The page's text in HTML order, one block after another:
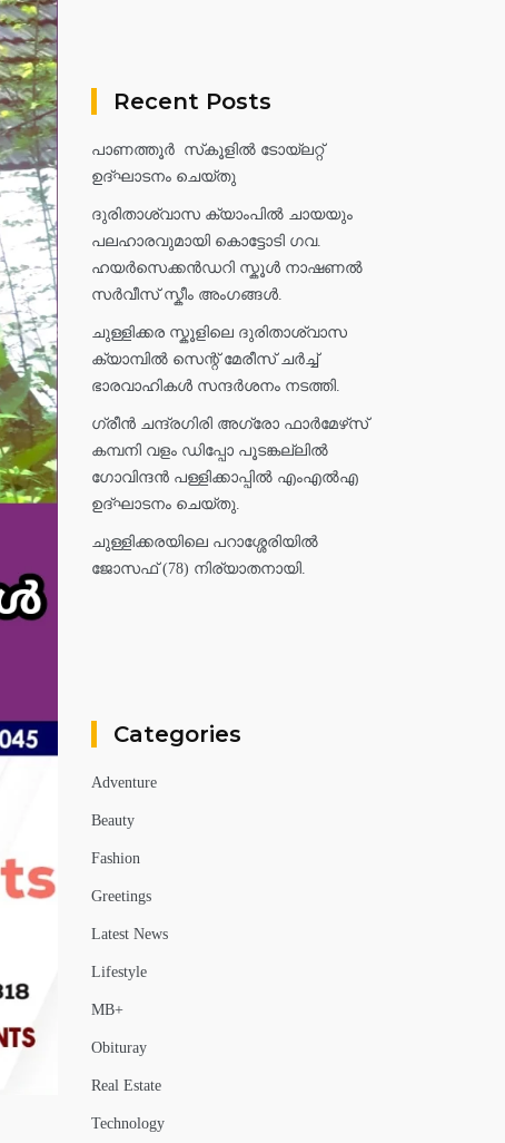
Recent Posts
പാണത്തൂർ സ്‌കൂളിൽ ടോയ്ലറ്റ്
ഉദ്ഘാടനം ചെയ്തു
ദുരിതാശ്വാസ ക്യാംപിൽ ചായയും
പലഹാരവുമായി കൊട്ടോടി ഗവ.
ഹയർസെക്കൻഡറി സ്കൂൾ നാഷണൽ
സർവീസ് സ്കീം അംഗങ്ങൾ.
ചുള്ളിക്കര സ്കൂളിലെ ദുരിതാശ്വാസ
ക്യാമ്പിൽ സെന്റ് മേരീസ് ചർച്ച്
ഭാരവാഹികൾ സന്ദർശനം നടത്തി.
ഗ്രീൻ ചന്ദ്രഗിരി അഗ്രോ ഫാർമേഴ്‌സ്
കമ്പനി വളം ഡിപ്പോ പൂടങ്കല്ലിൽ
ഗോവിന്ദൻ പള്ളിക്കാപ്പിൽ എംഎൽഎ
ഉദ്ഘാടനം ചെയ്തു.
ചുള്ളിക്കരയിലെ പറാശ്ശേരിയിൽ
ജോസഫ് (78) നിര്യാതനായി.
Categories
Adventure
Beauty
Fashion
Greetings
Latest News
Lifestyle
MB+
Obituray
Real Estate
Technology